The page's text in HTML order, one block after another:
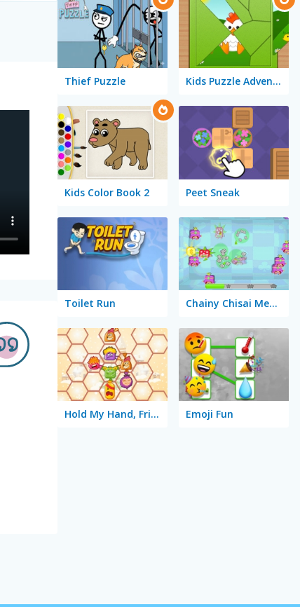
Thief Puzzle Kids Puzzle Adventure
Kids Color Book 2 Peet Sneak
Toilet Run Chainy Chisai Medieval 2
Hold My Hand, Friend Emoji Fun